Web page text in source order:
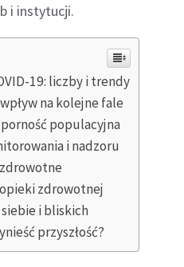
i instytucji.
19: liczby i trendy
na kolejne fale
populacyjna
i nadzoru
zdrowotnej
i bliskich
przyszłość?